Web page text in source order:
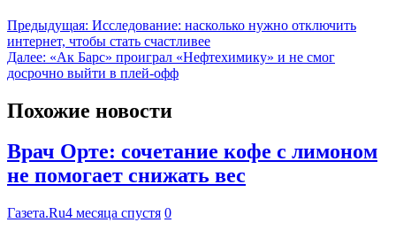
Предыдущая: Исследование: насколько нужно отключить
интернет, чтобы стать счастливее
Далее: «Ак Барс» проиграл «Нефтехимику» и не смог
досрочно выйти в плей‑офф
Похожие новости
Врач Орте: сочетание кофе с лимоном
не помогает снижать вес
Газета.Ru4 месяца спустя 0